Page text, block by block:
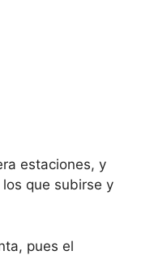
estaciones, y
que subirse y
pues el